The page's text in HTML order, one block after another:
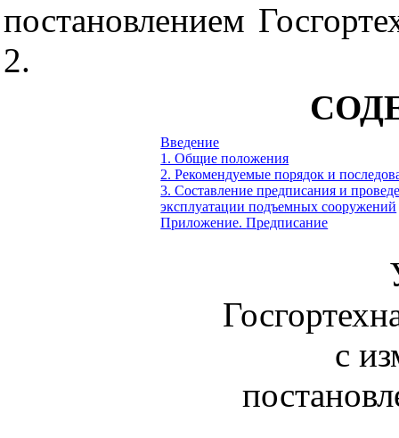
постановлением
2.
Введение
1. Общие положения
2. Рекомендуемые порядок и
3. Составление предписания и
эксплуатации подъемных сооружений
Приложение.Предписание
с